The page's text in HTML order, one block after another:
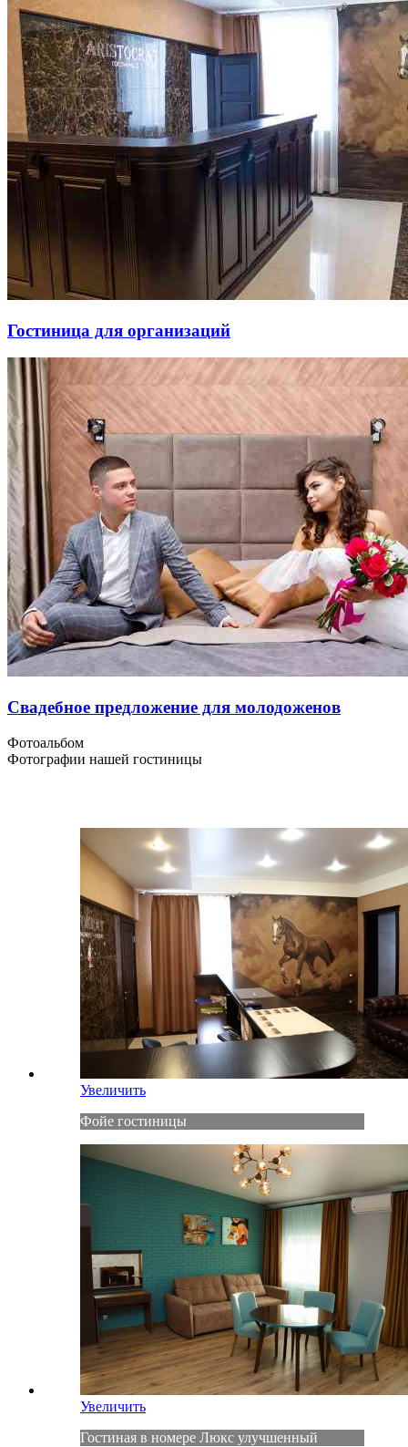
Гостиница для организаций
Свадебное предложение для молодоженов
Фотоальбом
Фотографии нашей гостиницы
Увеличить
Фойе гостиницы
Увеличить
Гостиная в номере Люкс улучшенный